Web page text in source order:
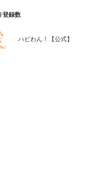
登録数
ハピわん！【公式】